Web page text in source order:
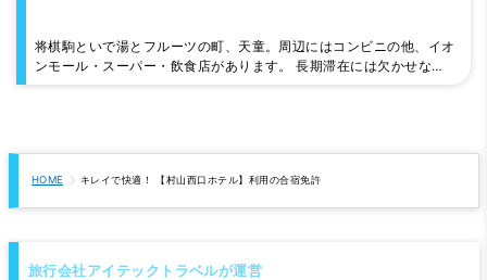
将棋駒といで湯とフルーツの町、天童。周辺にはコンビニの他、イオ
ンモール・スーパー・飲食店があります。 長期滞在には欠かせない
HOME キレイで快適！ 【村山西口ホテル】利用の合宿免許
旅行会社アイテックトラベルが運営